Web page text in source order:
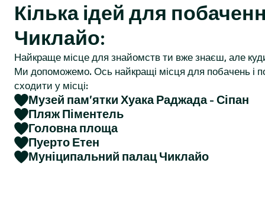
d
e
r
Кілька ідей для
Чиклайо:
Найкраще місце для знайомств ти вже знаєш, але
Ми допоможемо. Ось найкращі місця для побачень і
сходити у місці:
Музей пам’ятки Хуака Раджада - Сіпан
Пляж Піментель
Головна площа
Пуерто Етен
Муніципальний палац Чиклайо